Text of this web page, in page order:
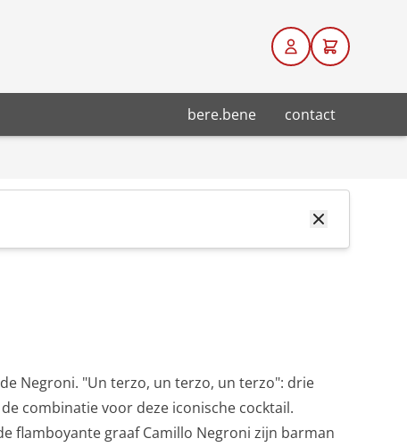
bere.bene contact
Negroni. "Un terzo, un terzo, un terzo": drie
combinatie voor deze iconische cocktail.
flamboyante graaf Camillo Negroni zijn barman